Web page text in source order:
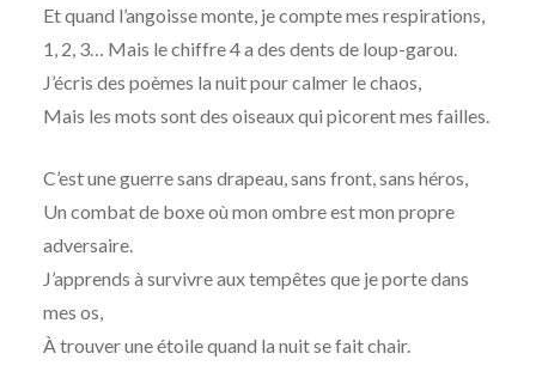
Et quand l’angoisse monte, je compte mes respirations,
1, 2, 3… Mais le chiffre 4 a des dents de loup-garou.
J’écris des poèmes la nuit pour calmer le chaos,
Mais les mots sont des oiseaux qui picorent mes failles.
C’est une guerre sans drapeau, sans front, sans héros,
Un combat de boxe où mon ombre est mon propre
adversaire.
J’apprends à survivre aux tempêtes que je porte dans
mes os,
À trouver une étoile quand la nuit se fait chair.